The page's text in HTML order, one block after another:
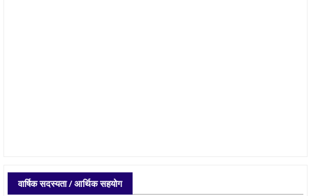
वार्षिक सदस्यता / आर्थिक सहयोग